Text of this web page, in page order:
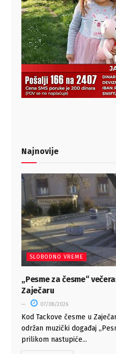
Najnovije
SLOBODNO VREME
„Pesme za česme“
Zaječaru
07/08/2026
Kod Tackove česme u
održan muzički događaj
prilikom nastupiće...